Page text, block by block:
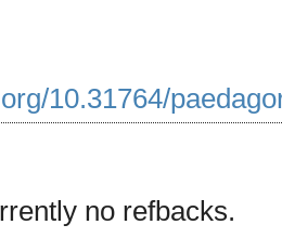
10.31764/
no refbacks.